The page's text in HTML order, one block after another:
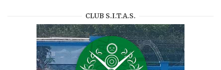
CLUB S.I.T.A.S.